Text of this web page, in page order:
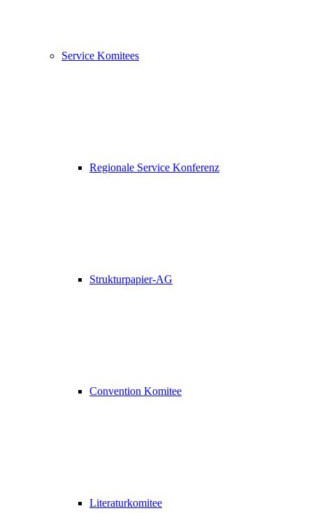
Service Komitees
Regionale Service Konferenz
Strukturpapier-AG
Convention Komitee
Literaturkomitee